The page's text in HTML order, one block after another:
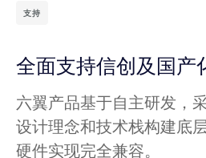
支持
全面支持信创及国产
六翼产品基于自主研发，
设计理念和技术栈构建底
硬件实现完全兼容。